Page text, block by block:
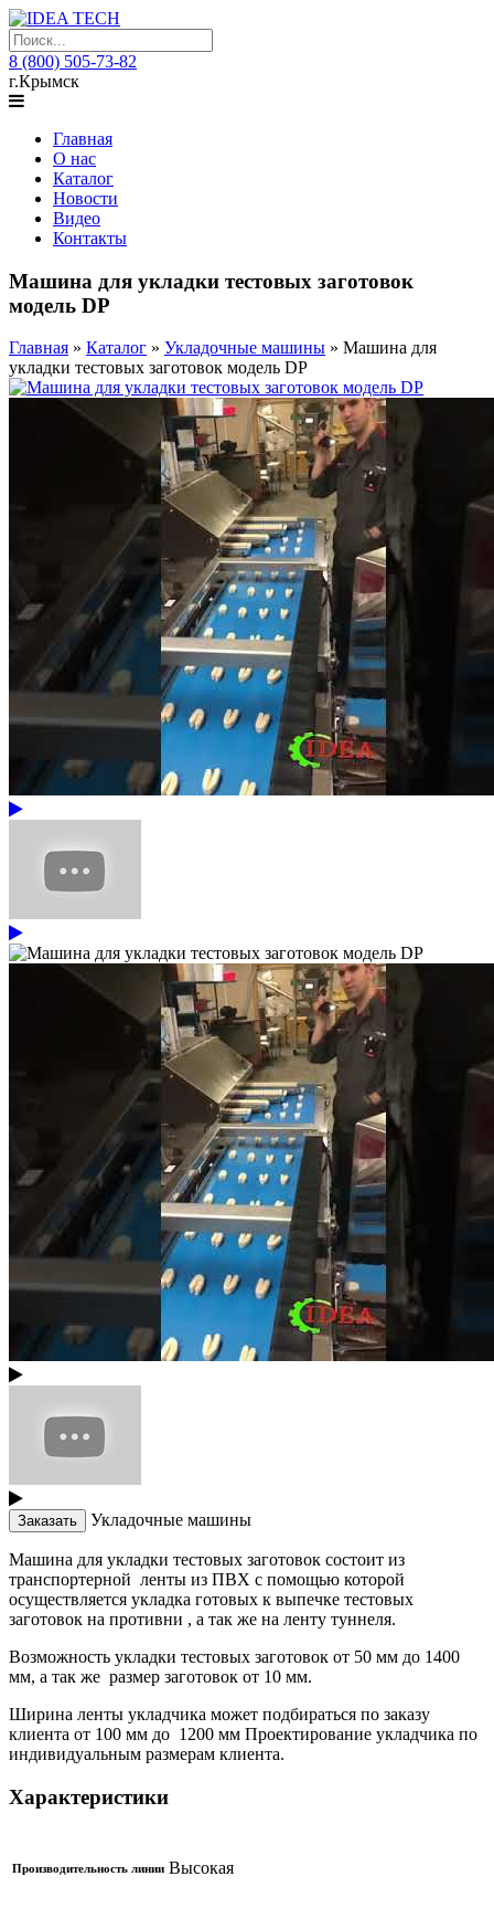
8 (800) 505-73-82
г.Крымск
Главная
О нас
Каталог
Новости
Видео
Контакты
Машина для укладки тестовых заготовок
модель DP
Главная » Каталог » Укладочные машины » Машина для
укладки тестовых заготовок модель DP
Заказать Укладочные машины
Машина для укладки тестовых заготовок состоит из
транспортерной ленты из ПВХ с помощью которой
осуществляется укладка готовых к выпечке тестовых
заготовок на противни , а так же на ленту туннеля.
Возможность укладки тестовых заготовок от 50 мм до 1400
мм, а так же размер заготовок от 10 мм.
Ширина ленты укладчика может подбираться по заказу
клиента от 100 мм до 1200 мм Проектирование укладчика по
индивидуальным размерам клиента.
Характеристики
Производительность линии Высокая